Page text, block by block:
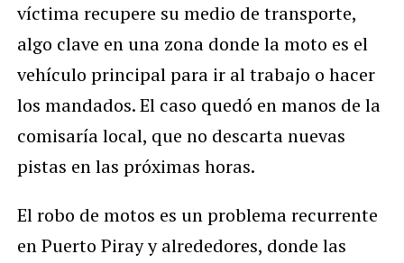
víctima recupere su medio de transporte,
algo clave en una zona donde la moto es el
vehículo principal para ir al trabajo o hacer
los mandados. El caso quedó en manos de la
comisaría local, que no descarta nuevas
pistas en las próximas horas.
El robo de motos es un problema recurrente
en Puerto Piray y alrededores, donde las